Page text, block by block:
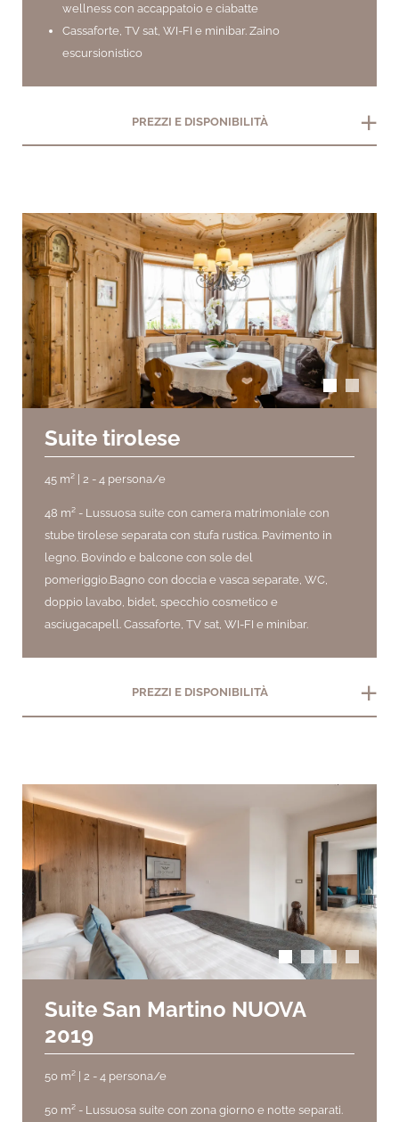
wellness con accappatoio e ciabatte
Cassaforte, TV sat, WI-FI e minibar. Zaino
escursionistico
PREZZI E DISPONIBILITÀ add
Suite tirolese
45 m² | 2 - 4 persona/e
48 m² - Lussuosa suite con camera matrimoniale con
stube tirolese separata con stufa rustica. Pavimento in
legno. Bovindo e balcone con sole del
pomeriggio. Bagno con doccia e vasca separate, WC,
doppio lavabo, bidet, specchio cosmetico e
asciugacapell.
Cassaforte, TV sat, WI-FI e minibar.
PREZZI E DISPONIBILITÀ add
Suite San Martino NUOVA
2019
50 m² | 2 - 4 persona/e
50 m² - Lussuosa suite con zona giorno e notte separati.